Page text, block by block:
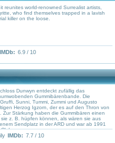
reunites world-renowned Surrealist artists,
who find themselves trapped in a lavish
killer on the loose.
IMDb: 6.9 / 10
Dunwyn entdeckt zufällig das
Gummibärenbande. Die
Sunni, Tummi, Zummi und Augusto
Herzog Igzorn, der es auf den Thron von
Stärkung haben die Gummibären einen
z. B. hüpfen können, als wären sie aus
Sendplatz in der ARD und war ab 1991
IMDb: 7.7 / 10